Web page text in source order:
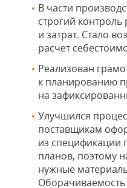
В части
строгий
и затрат. Стало
расчет
Реализован
к планированию
на
Улучшился
поставщикам
из спецификации
планов, поэтому
нужные
Оборачиваемость